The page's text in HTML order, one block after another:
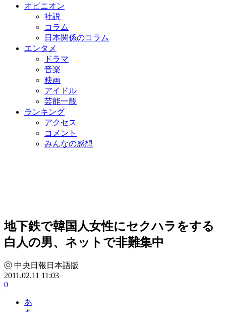
オピニオン
社説
コラム
日本関係のコラム
エンタメ
ドラマ
音楽
映画
アイドル
芸能一般
ランキング
アクセス
コメント
みんなの感想
地下鉄で韓国人女性にセクハラをする
白人の男、ネットで非難集中
ⓒ 中央日報日本語版
2011.02.11 11:03
0
あ